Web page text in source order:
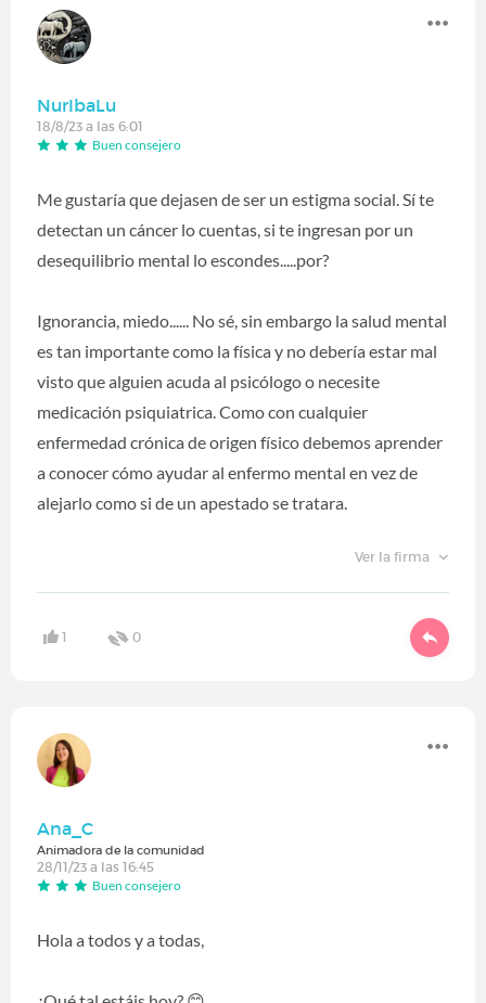
NurIbaLu
18/8/23 a las 6:01
Buen consejero
Me gustaría que dejasen de ser un estigma social. Sí te
detectan un cáncer lo cuentas, si te ingresan por un
desequilibrio mental lo escondes.....por?
Ignorancia, miedo...... No sé, sin embargo la salud mental
es tan importante como la física y no debería estar mal
visto que alguien acuda al psicólogo o necesite
medicación psiquiatrica. Como con cualquier
enfermedad crónica de origen físico debemos aprender
a conocer cómo ayudar al enfermo mental en vez de
alejarlo como si de un apestado se tratara.
Ver la firma
1 0
Ana_C
Animadora de la comunidad
28/11/23 a las 16:45
Buen consejero
Hola a todos y a todas,